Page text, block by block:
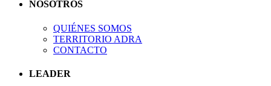
NOSOTROS
QUIÉNES SOMOS
TERRITORIO ADRA
CONTACTO
LEADER